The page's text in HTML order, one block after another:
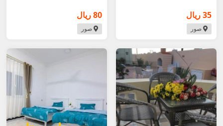
35 ريال
صور
80 ريال
صور